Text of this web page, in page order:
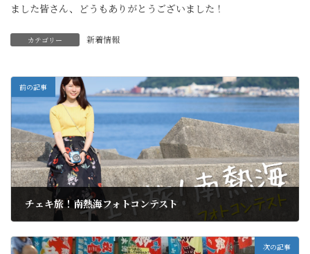
ました皆さん、どうもありがとうございました！
カテゴリー 新着情報
前の記事
チェキ旅！南熱海フォトコンテスト
次の記事